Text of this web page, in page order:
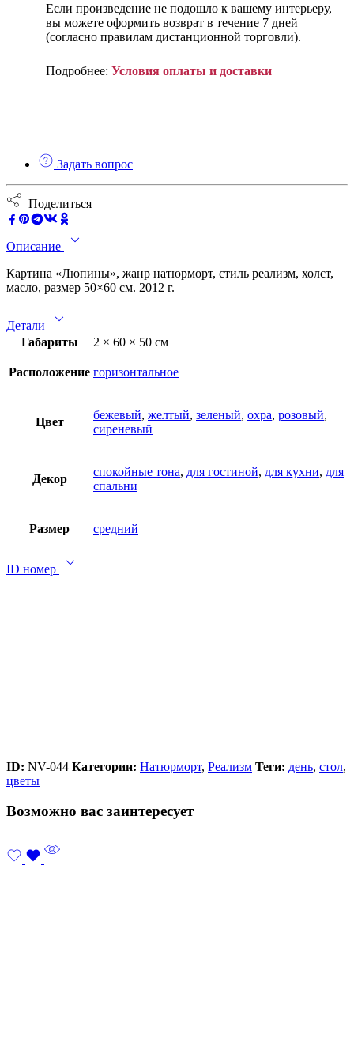
Если произведение не подошло к вашему интерьеру,
вы можете оформить возврат в течение 7 дней
(согласно правилам дистанционной торговли).
Подробнее: Условия оплаты и доставки
Задать вопрос
Поделиться
Описание
Картина «Люпины», жанр натюрморт, стиль реализм, холст,
масло, размер 50×60 см. 2012 г.
Детали
Габариты
2 × 60 × 50 см
Расположение горизонтальное
Цвет
бежевый, желтый, зеленый, охра, розовый,
сиреневый
Декор
спокойные тона, для гостиной, для кухни, для
спальни
Размер средний
ID номер
ID: NV-044 Категории: Натюрморт, Реализм Теги: день, стол,
цветы
Возможно вас заинтересует